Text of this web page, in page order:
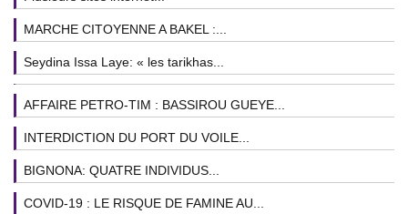
MARCHE CITOYENNE A BAKEL :...
Seydina Issa Laye: « les tarikhas...
AFFAIRE PETRO-TIM : BASSIROU GUEYE...
INTERDICTION DU PORT DU VOILE...
BIGNONA: QUATRE INDIVIDUS...
COVID-19 : LE RISQUE DE FAMINE AU...